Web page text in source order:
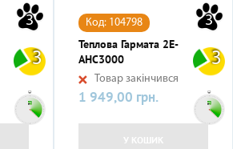
3
3
3
3
Код: 104798
Теплова Гармата 2E-
AHC3000
Товар закінчився
Ціна
1 949,00 грн.
У КОШИК